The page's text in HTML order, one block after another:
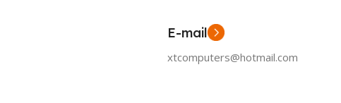
E-mail
xtcomputers@hotmail.com